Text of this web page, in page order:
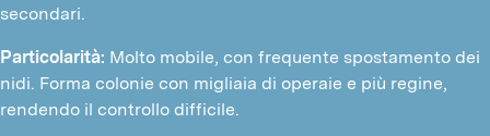
secondari.
Particolarità: Molto mobile, con frequente spostamento dei
nidi. Forma colonie con migliaia di operaie e più regine,
rendendo il controllo difficile.